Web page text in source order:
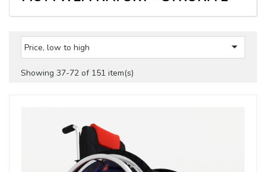
Price, low to high 
Showing 37-72 of 151 item(s)